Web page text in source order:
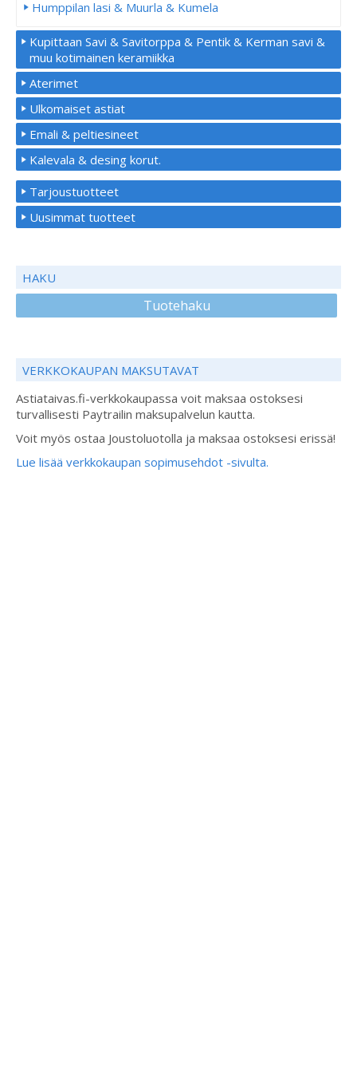
Humppilan lasi & Muurla & Kumela
Kupittaan Savi & Savitorppa & Pentik & Kerman savi &
muu kotimainen keramiikka
Aterimet
Ulkomaiset astiat
Emali & peltiesineet
Kalevala & desing korut.
Tarjoustuotteet
Uusimmat tuotteet
HAKU
Tuotehaku
VERKKOKAUPAN MAKSUTAVAT
Astiataivas.fi-verkkokaupassa voit maksaa ostoksesi
turvallisesti Paytrailin maksupalvelun kautta.
Voit myös ostaa Joustoluotolla ja maksaa ostoksesi erissä!
Lue lisää verkkokaupan sopimusehdot -sivulta.